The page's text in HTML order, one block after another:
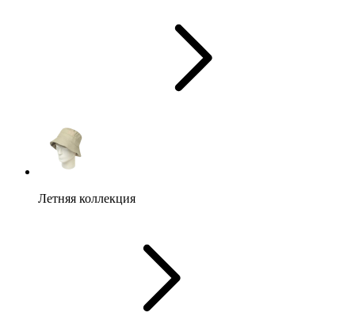
Летняя коллекция